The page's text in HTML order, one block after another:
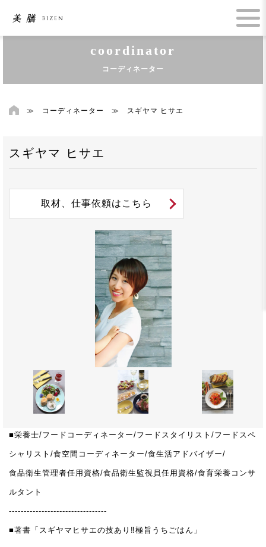
coordinator
コーディネーター
≫ コーディネーター ≫ スギヤマ ヒサエ
スギヤマ ヒサエ
取材、仕事依頼はこちら
■栄養士/フードコーディネーター/フードスタイリスト/フードスペ
シャリスト/食空間コーディネーター/食生活アドバイザー/
食品衛生管理者任用資格/食品衛生監視員任用資格/食育栄養コンサ
ルタント
---------------------------------
■著書「スギヤマヒサエの技あり‼極旨うちごはん」